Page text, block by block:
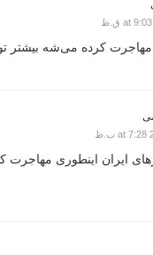
کرده می‌شه بیشتر
ایران اینطوری مهاجرت